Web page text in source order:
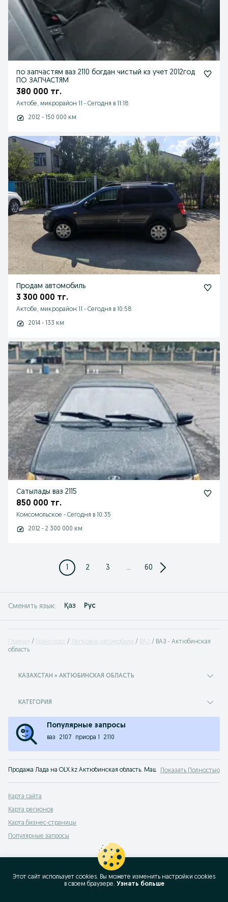
по запчастям ваз 2110 богдан чистый кз учет 2012год
ПО ЗАПЧАСТЯМ
380 000 тг.
Актобе, микрорайон 11 - Сегодня в 11:18
2012 - 150 000 км
Продам автомобиль
3 300 000 тг.
Актобе, микрорайон 11 - Сегодня в 10:58
2014 - 133 км
Сатылады ваз 2115
850 000 тг.
Комсомольское - Сегодня в 10:35
2012 - 2 300 000 км
1 2 3 ... 60
Сменить язык: Қаз Рус
Главная Транспорт Легковые автомобили ВАЗ
ВАЗ - Актюбинская
область
КАЗАХСТАН » АКТЮБИНСКАЯ ОБЛАСТЬ
КАТЕГОРИЯ
Популярные запросы
ваз 2107 приора 1 2110
Продажа Лада на OLX.kz Актюбинская область. Машины ВАЗ б/у от
Показать Полностью
Карта сайта
Карта регионов
Карта бизнес-страницы
Популярные запросы
Этот сайт использует cookies. Вы можете изменить настройки cookies
в своeм браузере. Узнать больше